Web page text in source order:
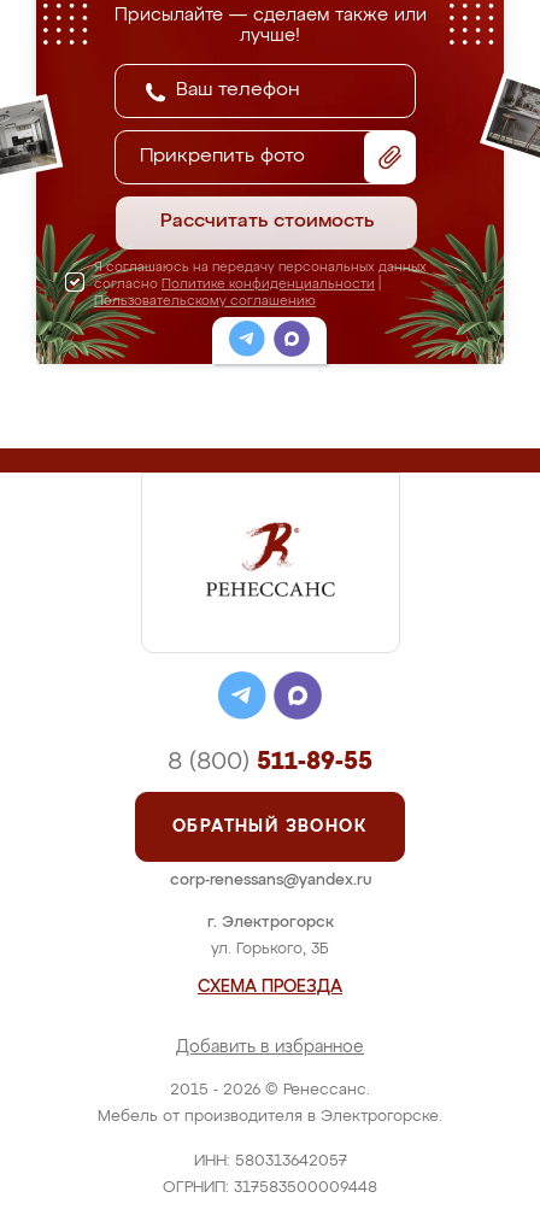
Присылайте — сделаем также или
лучше!
Прикрепить фото
Рассчитать стоимость
Я соглашаюсь на передачу персональных данных
согласно Политике конфиденциальности
Пользовательскому соглашению
2015 - 2026 © Ренессанс.
Мебель от производителя в Электрогорске.
ИНН: 580313642057
ОГРНИП: 317583500009448
г. Электрогорск
ул. Горького, 3Б
СХЕМА ПРОЕЗДА
Добавить в избранное
8 (800) 511-89-55
ОБРАТНЫЙ ЗВОНОК
corp-renessans@yandex.ru